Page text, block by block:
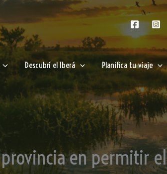
Descubrí el Iberá Planifica tu viaje
en permitir